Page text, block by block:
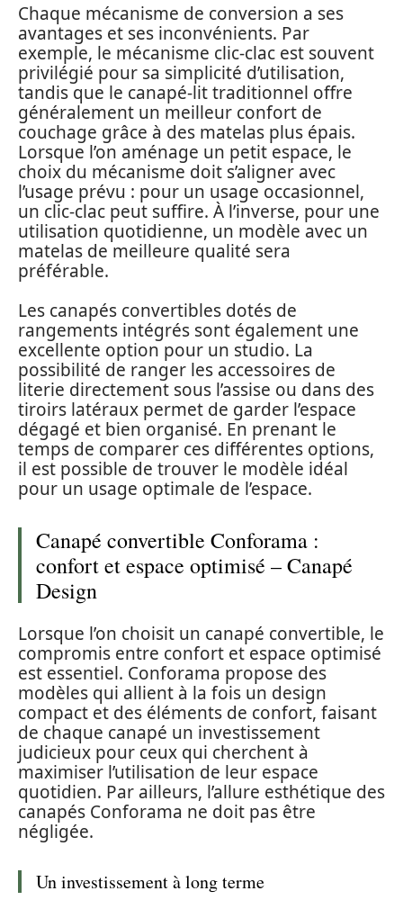
Chaque mécanisme de conversion a ses
avantages et ses inconvénients. Par
exemple, le mécanisme clic-clac est souvent
privilégié pour sa simplicité d’utilisation,
tandis que le canapé-lit traditionnel offre
généralement un meilleur confort de
couchage grâce à des matelas plus épais.
Lorsque l’on aménage un petit espace, le
choix du mécanisme doit s’aligner avec
l’usage prévu : pour un usage occasionnel,
un clic-clac peut suffire. À l’inverse, pour une
utilisation quotidienne, un modèle avec un
matelas de meilleure qualité sera
préférable.
Les canapés convertibles dotés de
rangements intégrés sont également une
excellente option pour un studio. La
possibilité de ranger les accessoires de
literie directement sous l’assise ou dans des
tiroirs latéraux permet de garder l’espace
dégagé et bien organisé. En prenant le
temps de comparer ces différentes options,
il est possible de trouver le modèle idéal
pour un usage optimale de l’espace.
Canapé convertible Conforama :
confort et espace optimisé – Canapé
Design
Lorsque l’on choisit un canapé convertible, le
compromis entre confort et espace optimisé
est essentiel. Conforama propose des
modèles qui allient à la fois un design
compact et des éléments de confort, faisant
de chaque canapé un investissement
judicieux pour ceux qui cherchent à
maximiser l’utilisation de leur espace
quotidien. Par ailleurs, l’allure esthétique des
canapés Conforama ne doit pas être
négligée.
Un investissement à long terme